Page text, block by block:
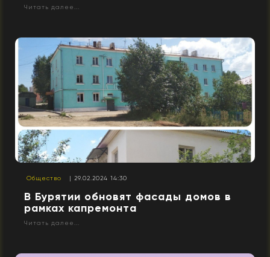
Читать далее...
Общество | 29.02.2024 14:30
В Бурятии обновят фасады домов в
рамках капремонта
Читать далее...